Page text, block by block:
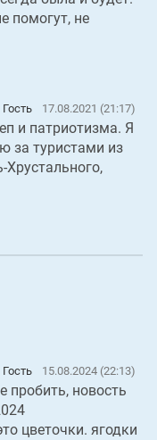
помогут, не
Гость 17.08.2021 (21:17)
и патриотизма. Я
за туристами из
Гость 15.08.2024 (22:13)
пробить, новость
цветочки. ягодки